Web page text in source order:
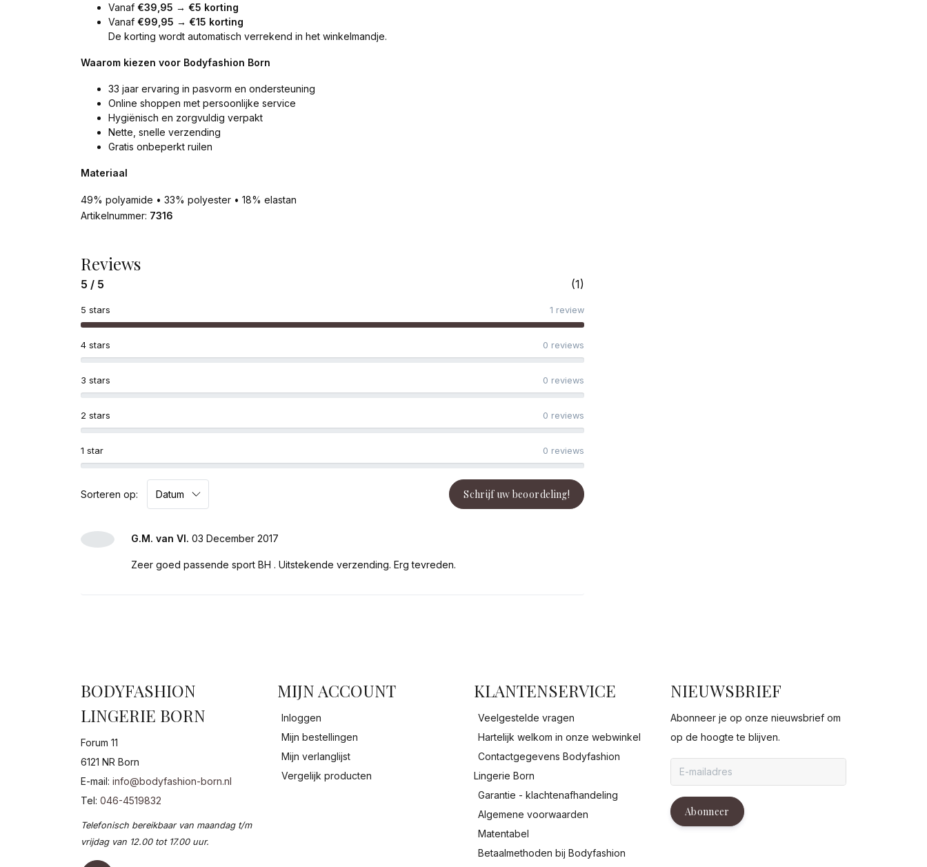
Vanaf €39,95 → €5 korting
Vanaf €99,95 → €15 korting
De korting wordt automatisch verrekend in het winkelmandje.
Waarom kiezen voor Bodyfashion Born
33 jaar ervaring in pasvorm en ondersteuning
Online shoppen met persoonlijke service
Hygiënisch en zorgvuldig verpakt
Nette, snelle verzending
Gratis onbeperkt ruilen
Materiaal
49% polyamide • 33% polyester • 18% elastan
Artikelnummer: 7316
Reviews
5 / 5 (1)
1 star 0 reviews
2 stars 0 reviews
3 stars 0 reviews
4 stars 0 reviews
5 stars 1 review
Sorteren op: Schrijf uw beoordeling!
G.M. van Vl. 03 December 2017
Zeer goed passende sport BH . Uitstekende verzending. Erg tevreden.
BODYFASHION
LINGERIE BORN
Forum 11
6121 NR Born
E-mail: info@bodyfashion-born.nl
Tel: 046-4519832
Telefonisch bereikbaar van maandag t/m
vrijdag van 12.00 tot 17.00 uur.
MIJN ACCOUNT
Inloggen
Mijn bestellingen
Mijn verlanglijst
Vergelijk producten
KLANTENSERVICE
Veelgestelde vragen
Hartelijk welkom in onze webwinkel
Contactgegevens Bodyfashion
Lingerie Born
Garantie - klachtenafhandeling
Algemene voorwaarden
Matentabel
Betaalmethoden bij Bodyfashion
NIEUWSBRIEF
Abonneer je op onze nieuwsbrief om
op de hoogte te blijven.
Abonneer